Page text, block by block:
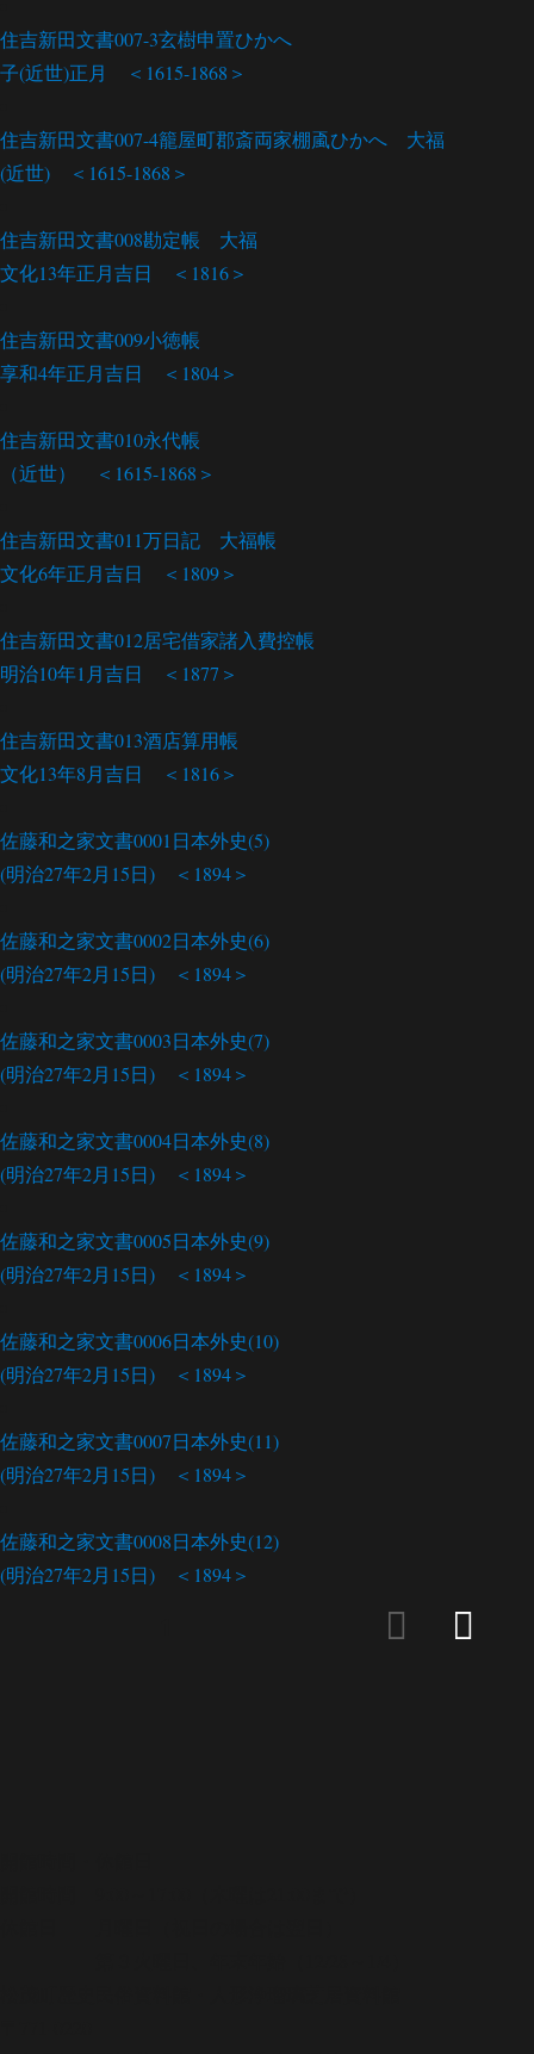
住吉新田文書007-3玄樹申置ひかへ
子(近世)正月 ＜1615-1868＞
住吉新田文書007-4籠屋町郡斎両家棚颪ひかへ 大福
(近世) ＜1615-1868＞
住吉新田文書008勘定帳 大福
文化13年正月吉日 ＜1816＞
住吉新田文書009小徳帳
享和4年正月吉日 ＜1804＞
住吉新田文書010永代帳
（近世） ＜1615-1868＞
住吉新田文書011万日記 大福帳
文化6年正月吉日 ＜1809＞
住吉新田文書012居宅借家諸入費控帳
明治10年1月吉日 ＜1877＞
住吉新田文書013酒店算用帳
文化13年8月吉日 ＜1816＞
佐藤和之家文書0001 日本外史(5)
(明治27年2月15日) ＜1894＞
佐藤和之家文書0002日本外史(6)
(明治27年2月15日) ＜1894＞
佐藤和之家文書0003日本外史(7)
(明治27年2月15日) ＜1894＞
佐藤和之家文書0004日本外史(8)
(明治27年2月15日) ＜1894＞
佐藤和之家文書0005日本外史(9)
(明治27年2月15日) ＜1894＞
佐藤和之家文書0006日本外史(10)
(明治27年2月15日) ＜1894＞
佐藤和之家文書0007日本外史(11)
(明治27年2月15日) ＜1894＞
佐藤和之家文書0008日本外史(12)
(明治27年2月15日) ＜1894＞